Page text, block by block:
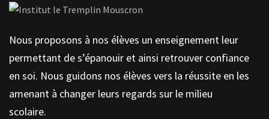
Nous proposons à nos élèves un enseignement leur
permettant de s’épanouir et ainsi retrouver confiance
en soi. Nous guidons nos élèves vers la réussite en les
amenant à changer leurs regards sur le milieu
scolaire.